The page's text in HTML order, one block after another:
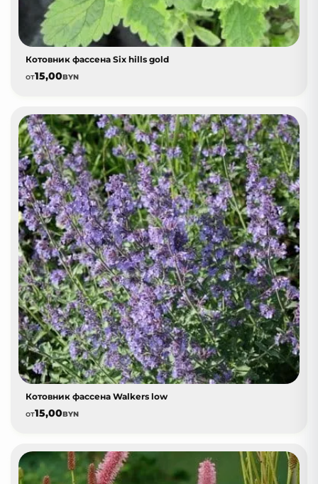
Котовник фассена Six hills gold
от15,00BYN
Котовник фассена Walkers low
от15,00BYN